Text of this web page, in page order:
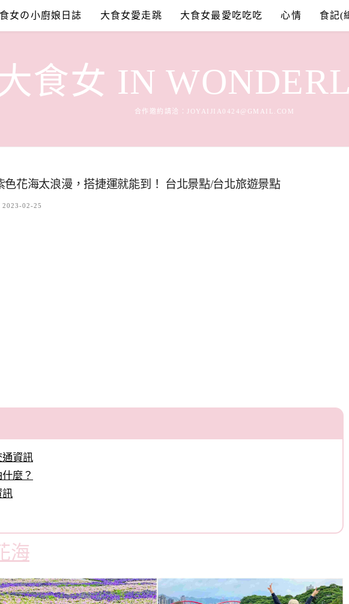
女の小廚娘日誌 大食女愛走跳 大食女最愛吃吃吃 心情 食記(
食女 IN
合作邀約請洽： JOYAIJIA0424@GMAIL.COM
色花海太浪漫，搭捷運就能到！ 台北景點/台北旅遊景點
2023-02-25
資訊
麼？
訊
海